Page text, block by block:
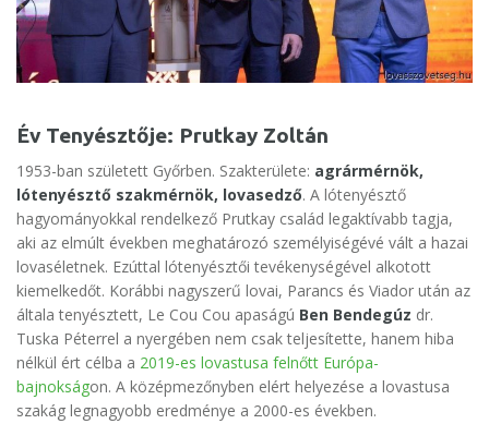
Év Tenyésztője: Prutkay Zoltán
1953-ban született Győrben. Szakterülete: agrármérnök,
lótenyésztő szakmérnök, lovasedző. A lótenyésztő
hagyományokkal rendelkező Prutkay család legaktívabb tagja,
aki az elmúlt években meghatározó személyiségévé vált a hazai
lovaséletnek. Ezúttal lótenyésztői tevékenységével alkotott
kiemelkedőt. Korábbi nagyszerű lovai, Parancs és Viador után az
általa tenyésztett, Le Cou Cou apaságú Ben Bendegúz dr.
Tuska Péterrel a nyergében nem csak teljesítette, hanem hiba
nélkül ért célba a 2019-es lovastusa felnőtt Európa-
bajnokságon. A középmezőnyben elért helyezése a lovastusa
szakág legnagyobb eredménye a 2000-es években.